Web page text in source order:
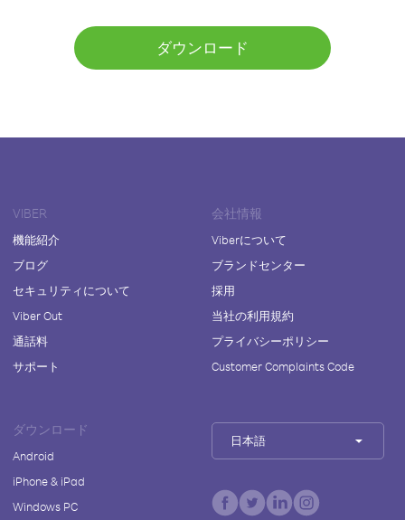
ダウンロード
VIBER
機能紹介
ブログ
セキュリティについて
Viber Out
通話料
サポート
会社情報
Viberについて
ブランドセンター
採用
当社の利用規約
プライバシーポリシー
Customer Complaints Code
ダウンロード
Android
iPhone & iPad
Windows PC
日本語